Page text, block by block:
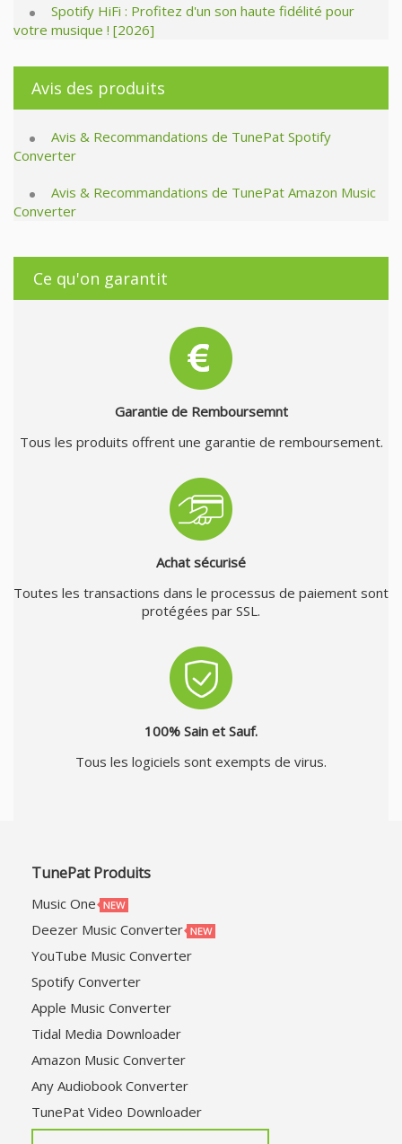
Spotify HiFi : Profitez d'un son haute fidélité pour
votre musique ! [2026]
Avis des produits
Avis & Recommandations de TunePat Spotify
Converter
Avis & Recommandations de TunePat Amazon Music
Converter
Ce qu'on garantit
Garantie de Remboursemnt
Tous les produits offrent une garantie de remboursement.
Achat sécurisé
Toutes les transactions dans le processus de paiement sont
protégées par SSL.
100% Sain et Sauf.
Tous les logiciels sont exempts de virus.
TunePat Produits
Music One
Deezer Music Converter
YouTube Music Converter
Spotify Converter
Apple Music Converter
Tidal Media Downloader
Amazon Music Converter
Any Audiobook Converter
TunePat Video Downloader